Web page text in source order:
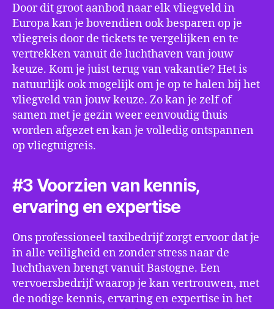
Door dit groot aanbod naar elk vliegveld in
Europa kan je bovendien ook besparen op je
vliegreis door de tickets te vergelijken en te
vertrekken vanuit de luchthaven van jouw
keuze. Kom je juist terug van vakantie? Het is
natuurlijk ook mogelijk om je op te halen bij het
vliegveld van jouw keuze. Zo kan je zelf of
samen met je gezin weer eenvoudig thuis
worden afgezet en kan je volledig ontspannen
op vliegtuigreis.
#3 Voorzien van kennis,
ervaring en expertise
Ons professioneel taxibedrijf zorgt ervoor dat je
in alle veiligheid en zonder stress naar de
luchthaven brengt vanuit Bastogne. Een
vervoersbedrijf waarop je kan vertrouwen, met
de nodige kennis, ervaring en expertise in het